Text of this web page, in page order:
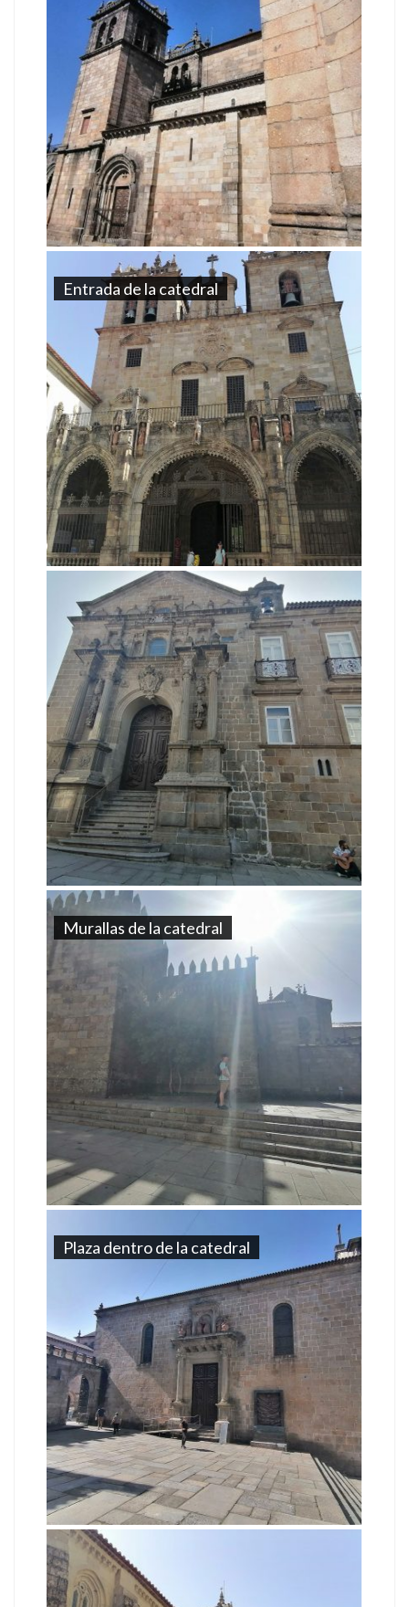
Entrada de la catedral
Murallas de la catedral
Plaza dentro de la catedral